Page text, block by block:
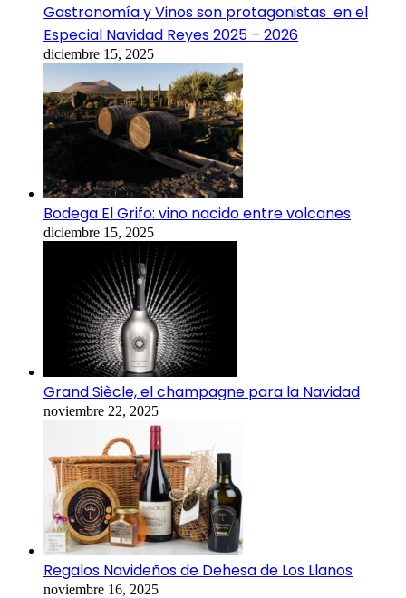
Gastronomía y Vinos son protagonistas en el
Especial Navidad Reyes 2025 – 2026
diciembre 15, 2025
Bodega El Grifo: vino nacido entre volcanes
diciembre 15, 2025
Grand Siècle, el champagne para la Navidad
noviembre 22, 2025
Regalos Navideños de Dehesa de Los Llanos
noviembre 16, 2025